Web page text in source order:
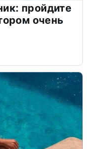
пройдите
очень